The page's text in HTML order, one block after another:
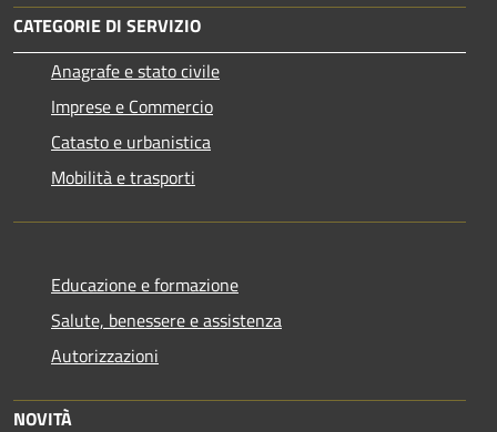
CATEGORIE DI SERVIZIO
Anagrafe e stato civile
Imprese e Commercio
Catasto e urbanistica
Mobilità e trasporti
Educazione e formazione
Salute, benessere e assistenza
Autorizzazioni
NOVITÀ